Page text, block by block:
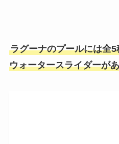
ラグーナのプールには全
ウォータースライダーが